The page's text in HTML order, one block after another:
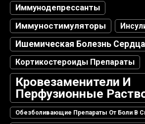
Иммунодепрессанты
Иммуностимуляторы
Ишемическая Болезнь
Кортикостероиды Препараты
Кровезаменители И
Перфузионные
Обезболивающие Препараты От Боли В